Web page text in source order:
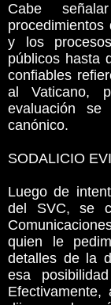
Cabe
y los
públicos hasta
confiables
al Vaticano,
evaluación
canónico.
SODALICIO
Luego de
del SVC, se
quien le
detalles de la
esa